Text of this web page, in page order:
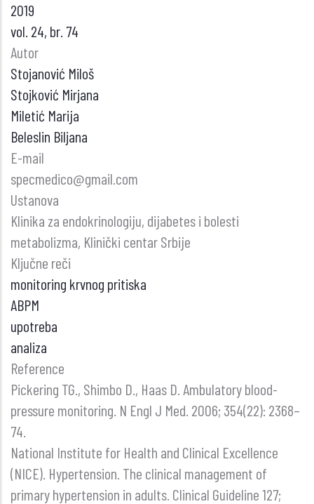
2019
vol. 24, br. 74
Autor
Stojanović Miloš
Stojković Mirjana
Miletić Marija
Beleslin Biljana
E-mail
specmedico@gmail.com
Ustanova
Klinika za endokrinologiju, dijabetes i bolesti
metabolizma, Klinički centar Srbije
Ključne reči
monitoring krvnog pritiska
ABPM
upotreba
analiza
Reference
Pickering TG., Shimbo D., Haas D. Ambulatory blood-
pressure monitoring. N Engl J Med. 2006; 354(22): 2368–
74.
National Institute for Health and Clinical Excellence
(NICE). Hypertension. The clinical management of
primary hypertension in adults. Clinical Guideline 127;